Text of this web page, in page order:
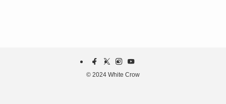
© 2024 White Crow